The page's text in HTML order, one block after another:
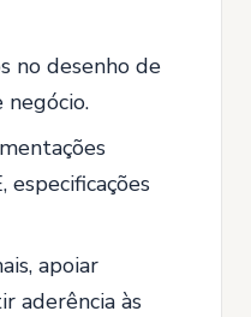
no desenho de
negócio.
especificações
apoiar
aderência às